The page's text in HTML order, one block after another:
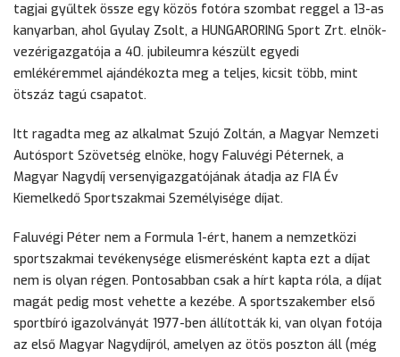
tagjai gyűltek össze egy közös fotóra szombat reggel a 13-as
kanyarban, ahol Gyulay Zsolt, a HUNGARORING Sport Zrt. elnök-
vezérigazgatója a 40. jubileumra készült egyedi
emlékéremmel ajándékozta meg a teljes, kicsit több, mint
ötszáz tagú csapatot.
Itt ragadta meg az alkalmat Szujó Zoltán, a Magyar Nemzeti
Autósport Szövetség elnöke, hogy Faluvégi Péternek, a
Magyar Nagydíj versenyigazgatójának átadja az FIA Év
Kiemelkedő Sportszakmai Személyisége díjat.
Faluvégi Péter nem a Formula 1-ért, hanem a nemzetközi
sportszakmai tevékenysége elismerésként kapta ezt a díjat
nem is olyan régen. Pontosabban csak a hírt kapta róla, a díjat
magát pedig most vehette a kezébe. A sportszakember első
sportbíró igazolványát 1977-ben állították ki, van olyan fotója
az első Magyar Nagydíjról, amelyen az ötös poszton áll (még